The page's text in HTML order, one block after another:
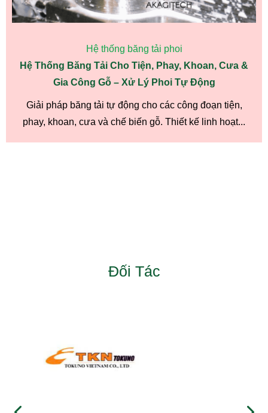
Hệ thống băng tải phoi
Hệ Thống Băng Tải Cho Tiện, Phay, Khoan, Cưa &
Gia Công Gỗ – Xử Lý Phoi Tự Động
Giải pháp băng tải tự động cho các công đoạn tiện,
phay, khoan, cưa và chế biến gỗ. Thiết kế linh hoạt...
Đối Tác